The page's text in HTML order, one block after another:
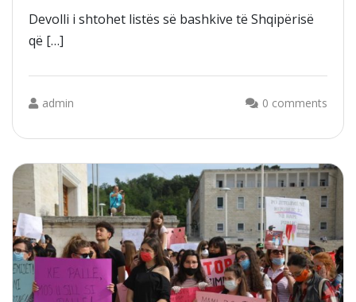
Devolli i shtohet listës së bashkive të Shqipërisë
që […]
admin 0 comments